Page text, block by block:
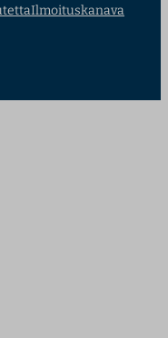
Ilmoituskanava